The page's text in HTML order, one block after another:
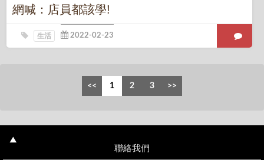
網喊：店員都該學!
生活
聯絡我們